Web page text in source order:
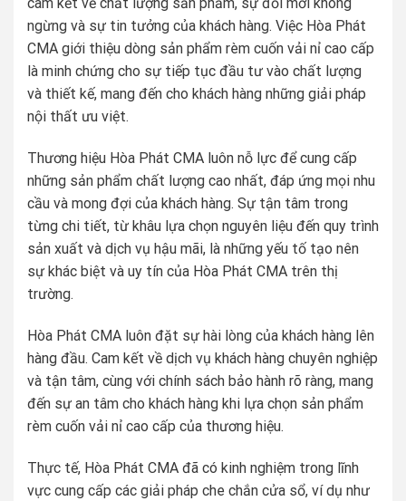
cam kết về chất lượng sản phẩm, sự đổi mới không
ngừng và sự tin tưởng của khách hàng. Việc Hòa Phát
CMA giới thiệu dòng sản phẩm rèm cuốn vải nỉ cao cấp
là minh chứng cho sự tiếp tục đầu tư vào chất lượng
và thiết kế, mang đến cho khách hàng những giải pháp
nội thất ưu việt.
Thương hiệu Hòa Phát CMA luôn nỗ lực để cung cấp
những sản phẩm chất lượng cao nhất, đáp ứng mọi nhu
cầu và mong đợi của khách hàng. Sự tận tâm trong
từng chi tiết, từ khâu lựa chọn nguyên liệu đến quy trình
sản xuất và dịch vụ hậu mãi, là những yếu tố tạo nên
sự khác biệt và uy tín của Hòa Phát CMA trên thị
trường.
Hòa Phát CMA luôn đặt sự hài lòng của khách hàng lên
hàng đầu. Cam kết về dịch vụ khách hàng chuyên nghiệp
và tận tâm, cùng với chính sách bảo hành rõ ràng, mang
đến sự an tâm cho khách hàng khi lựa chọn sản phẩm
rèm cuốn vải nỉ cao cấp của thương hiệu.
Thực tế, Hòa Phát CMA đã có kinh nghiệm trong lĩnh
vực cung cấp các giải pháp che chắn cửa sổ, ví dụ như